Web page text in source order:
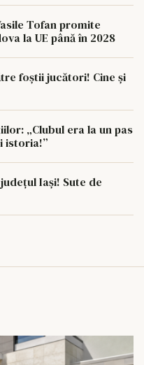
Tofan promite
la UE până în 2028
foștii jucători! Cine și
„Clubul era la un pas
istoria!”
Iași! Sute de